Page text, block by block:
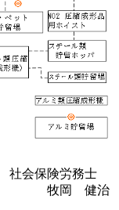
社会保険労務士
牧岡 健治